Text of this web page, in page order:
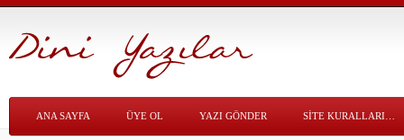
ANA SAYFA ÜYE OL YAZI GÖNDER SITE KURALLARI…